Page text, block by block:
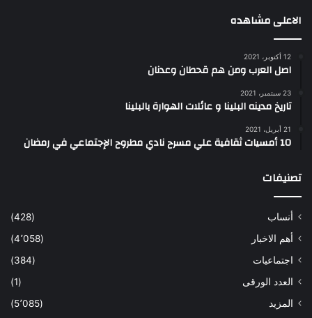
الاعلى مشاهده
12 أكتوبر، 2021
اصل العرب ومن هم قحطان وعدنان
23 سبتمبر، 2021
تاريخ مدينه البلينا و عائلات الهوارة بالبلينا
21 أبريل، 2021
10 أمسيات ثقافية علي مسرح نادي مطروح الإجتماعي في رمضان
تصنيفات
أنساب
(428)
أهم الاخبار
(4٬058)
اجتماعيات
(384)
العدد الورقى
(1)
المزيد
(5٬085)